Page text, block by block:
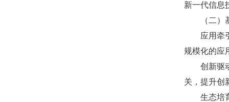
新一代信息
（二）
应用牵引
规模化的应
创新驱动
关，提升创
生态培育